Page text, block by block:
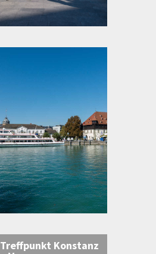
Treffpunkt Konstanz